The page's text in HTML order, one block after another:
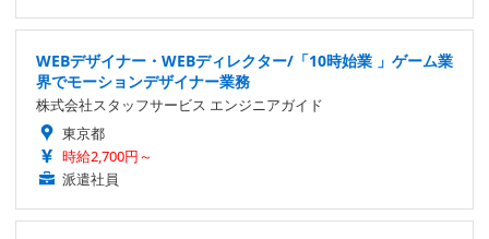
WEBデザイナー・WEBディレクター/「10時始業 」ゲーム業
界でモーションデザイナー業務
株式会社スタッフサービス エンジニアガイド
東京都
時給2,700円～
派遣社員